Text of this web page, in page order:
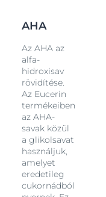
AHA
Az AHA az
alfa-
hidroxisav
rövidítése.
Az Eucerin
termékeiben
az AHA-
savak közül
a glikolsavat
használjuk,
amelyet
eredetileg
cukornádból